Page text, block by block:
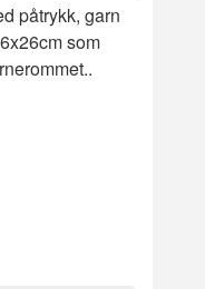
påtrykk, garn
som